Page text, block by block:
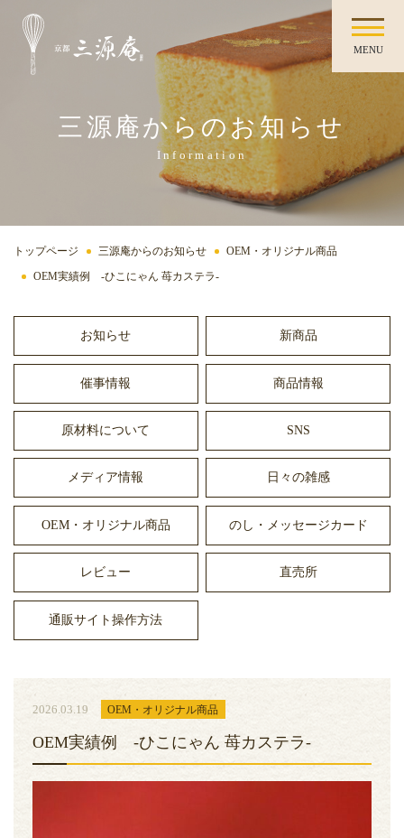
MENU
三源庵からのお知らせ
Information
トップページ 三源庵からのお知らせ
OEM・オリジナル商品
OEM実績例 -ひこにゃん 苺カステラ-
お知らせ 新商品
催事情報 商品情報
原材料について SNS
メディア情報 日々の雑感
OEM・オリジナル商品 のし・メッセージカード
レビュー 直売所
通販サイト操作方法
2026.03.19 OEM・オリジナル商品
OEM実績例 -ひこにゃん 苺カステラ-